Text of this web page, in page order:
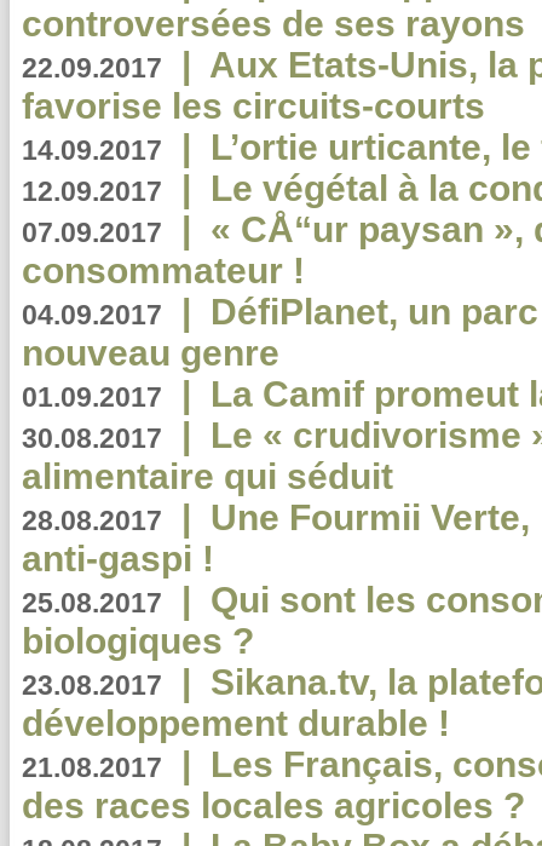
controversées de ses rayons
22.09.2017 | Aux Etats-Unis, la
favorise les circuits-courts
14.09.2017 | L’ortie urticante,
12.09.2017 | Le végétal à la
07.09.2017 | « CÅ“ur paysan
consommateur !
04.09.2017 | DéfiPlanet, un
nouveau genre
01.09.2017 | La Camif promeut
30.08.2017 | Le « crudivorisme
alimentaire qui séduit
28.08.2017 | Une Fourmii
anti-gaspi !
25.08.2017 | Qui sont les
biologiques ?
23.08.2017 | Sikana.tv, la
développement durable !
21.08.2017 | Les Français,
des races locales agricoles ?